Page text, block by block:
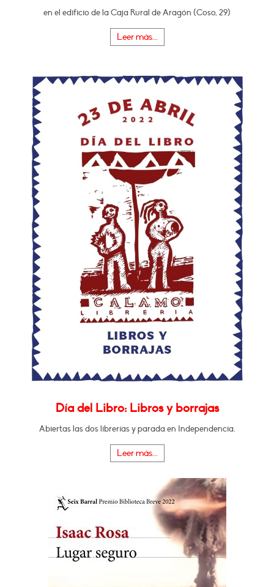
en el edificio de la Caja Rural de Aragón (Coso, 29)
Leer más...
Día del Libro: Libros y borrajas
Abiertas las dos librerías y parada en Independencia.
Leer más...